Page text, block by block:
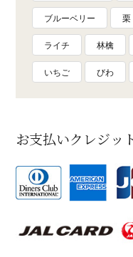
ブルーベリー 栗
ライチ 林檎
いちご びわ
お支払いクレジッ